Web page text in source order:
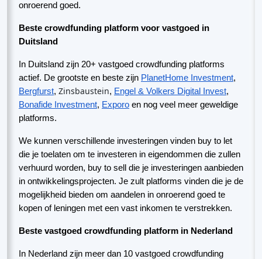
onroerend goed.
Beste crowdfunding platform voor vastgoed in
Duitsland
In Duitsland zijn 20+ vastgoed crowdfunding platforms
actief. De grootste en beste zijn PlanetHome Investment,
Bergfurst, Zinsbaustein, Engel & Volkers Digital Invest,
Bonafide Investment, Exporo en nog veel meer geweldige
platforms.
We kunnen verschillende investeringen vinden buy to let
die je toelaten om te investeren in eigendommen die zullen
verhuurd worden, buy to sell die je investeringen aanbieden
in ontwikkelingsprojecten. Je zult platforms vinden die je de
mogelijkheid bieden om aandelen in onroerend goed te
kopen of leningen met een vast inkomen te verstrekken.
Beste vastgoed crowdfunding platform in Nederland
In Nederland zijn meer dan 10 vastgoed crowdfunding